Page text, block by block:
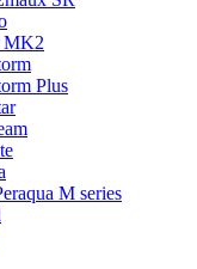
MK2
Plus
M series